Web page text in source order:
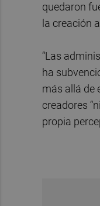
quedaron
la creación
“Las
ha
más allá de
creadores
propia